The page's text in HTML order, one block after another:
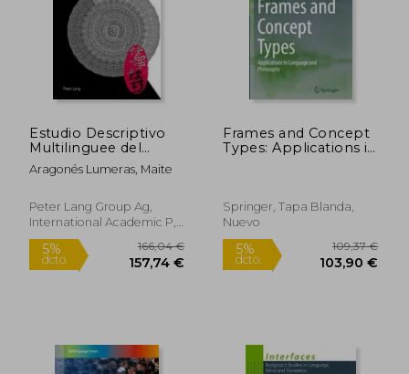
Estudio Descriptivo
Multilinguee del
Resumen de Patente:
Aspectos
Retóricos
Aragonés Lumeras, Maite
Peter Lang Group Ag,
International Academic P,
Tapa Blanda, Nuevo
Frames and Concept
Types: Applications in
Philosophy)
Springer, Tapa Blanda,
Nuevo